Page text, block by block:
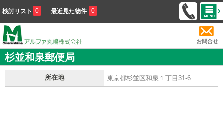
検討リスト 0 最近見た物件 0
お問合せ
杉並和泉郵便局
所在地 東京都杉並区和泉１丁目31-6